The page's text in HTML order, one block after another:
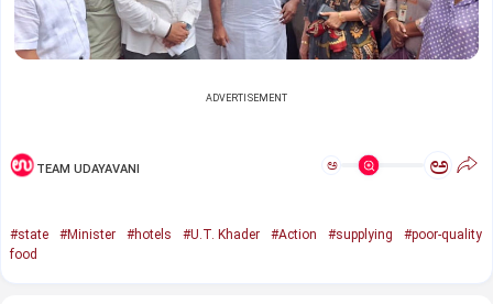
ADVERTISEMENT
TEAM UDAYAVANI ಅ ಅ
#state #Minister #hotels #U.T. Khader #Action #supplying
#poor-quality
food